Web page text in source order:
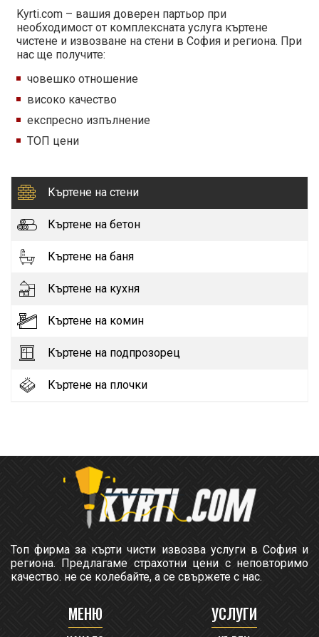
Къртене на стени
Къртене на бетон
Къртене на баня
Къртене на кухня
Къртене на комин
Къртене на подпрозорец
Къртене на плочки
Kyrti.com – вашия доверен партьор при
необходимост от комплексната услуга къртене
чистене и извозване на стени в София и региона. При
нас ще получите:
човешко отношение
високо качество
експресно изпълнение
ТОП цени
Топ фирма за кърти чисти извозва услуги в София и
региона. Предлагаме страхотни цени с неповторимо
качество. не се колебайте, а се свържете с нас.
МЕНЮ УСЛУГИ